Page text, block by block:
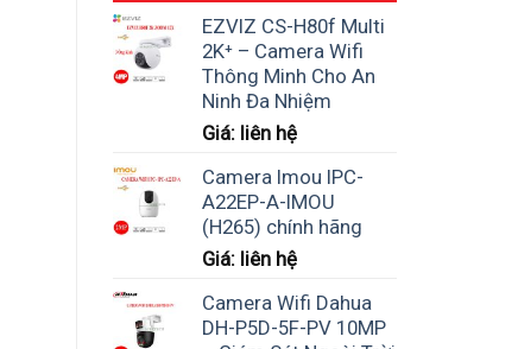
EZVIZ CS-H80f Multi
2K⁺ – Camera Wifi
Thông Minh Cho An
Ninh Đa Nhiệm
Giá: liên hệ
Camera Imou IPC-
A22EP-A-IMOU
(H265) chính hãng
Giá: liên hệ
Camera Wifi Dahua
DH-P5D-5F-PV 10MP